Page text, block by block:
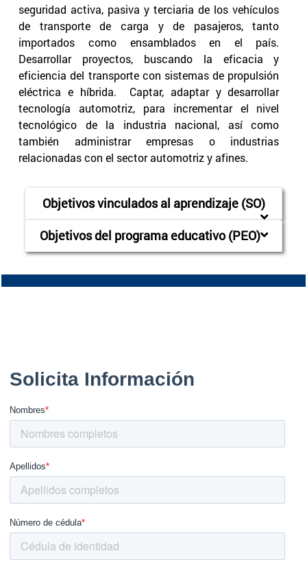
seguridad activa, pasiva y terciaria de los vehículos
de transporte de carga y de pasajeros, tanto
importados como ensamblados en el país.
Desarrollar proyectos, buscando la eficacia y
eficiencia del transporte con sistemas de propulsión
eléctrica e híbrida. Captar, adaptar y desarrollar
tecnología automotriz, para incrementar el nivel
tecnológico de la industria nacional, así como
también administrar empresas o industrias
relacionadas con el sector automotriz y afines.
Objetivos vinculados al aprendizaje (SO)
Objetivos del programa educativo (PEO)